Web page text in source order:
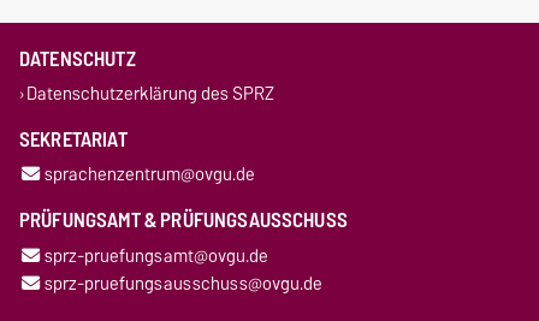
DATENSCHUTZ
Datenschutzerklärung des SPRZ
SEKRETARIAT
sprachenzentrum@ovgu.de
PRÜFUNGSAMT & PRÜFUNGSAUSSCHUSS
sprz-pruefungsamt@ovgu.de
sprz-pruefungsausschuss@ovgu.de